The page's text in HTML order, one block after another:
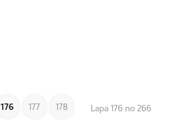
Lapa 176 no 266
176 177 178